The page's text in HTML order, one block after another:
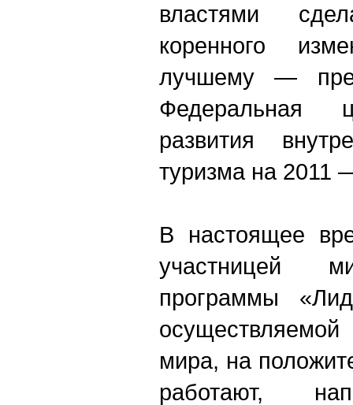
властями
коренного
лучшему —
Федеральная
развития
туризма на 2011
В настоящее
участницей
программы
мира, на
работают,